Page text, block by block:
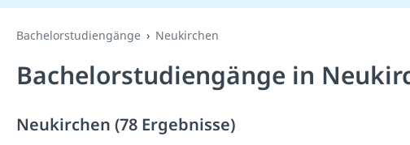
Bachelorstudiengänge Neukirchen
Bachelorstudiengänge in
Neukirchen (78 Ergebnisse)